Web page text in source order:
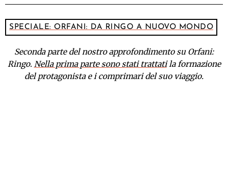
SPECIALE: ORFANI: DA RINGO A NUOVO MONDO
Seconda parte del nostro approfondimento su Orfani:
Ringo. Nella prima parte sono stati trattatila formazione
del protagonista e i comprimari del suo viaggio.